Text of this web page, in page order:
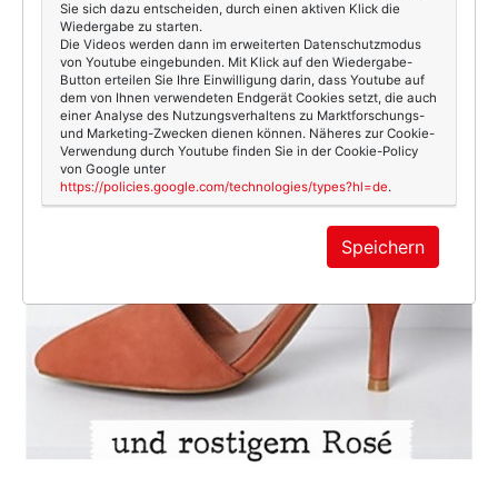
Sie sich dazu entscheiden, durch einen aktiven Klick die
Wiedergabe zu starten.
Die Videos werden dann im erweiterten Datenschutzmodus
von Youtube eingebunden. Mit Klick auf den Wiedergabe-
Button erteilen Sie Ihre Einwilligung darin, dass Youtube auf
dem von Ihnen verwendeten Endgerät Cookies setzt, die auch
einer Analyse des Nutzungsverhaltens zu Marktforschungs-
und Marketing-Zwecken dienen können. Näheres zur Cookie-
Verwendung durch Youtube finden Sie in der Cookie-Policy
von Google unter
https://policies.google.com/technologies/types?hl=de.
Speichern